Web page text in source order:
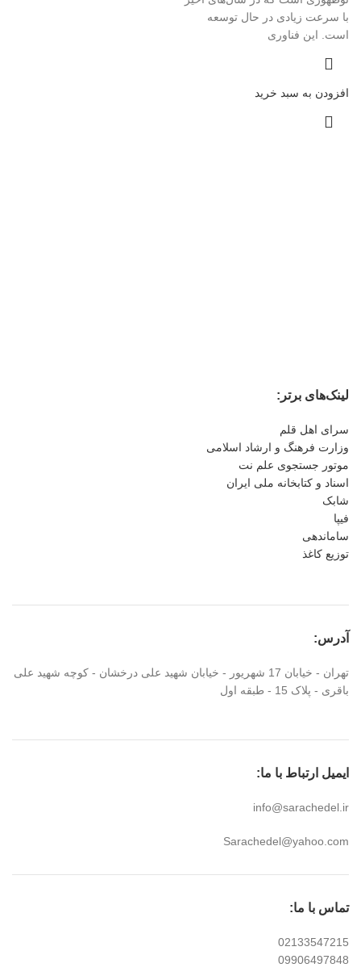
با سرعت زیادی در حال توسعه
است. این فناوری
افزودن به سبد خرید
لینک‌های برتر:
سرای اهل قلم
وزارت فرهنگ و ارشاد اسلامی
موتور جستجوی علم نت
اسناد و کتابخانه ملی ایران
شابک
فیپا
ساماندهی
توزیع کاغذ
آدرس:
تهران - خیابان 17 شهریور - خیابان شهید علی درخشان - کوچه شهید علی
باقری - پلاک 15 - طبقه اول
ایمیل ارتباط با ما:
info@sarachedel.ir
Sarachedel@yahoo.com
تماس با ما:
02133547215
09906497848